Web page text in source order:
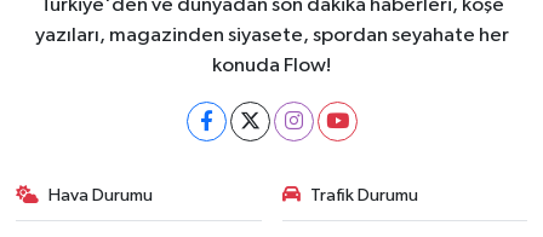
Türkiye'den ve dünyadan son dakika haberleri, köşe
yazıları, magazinden siyasete, spordan seyahate her
konuda Flow!
Hava Durumu Trafik Durumu